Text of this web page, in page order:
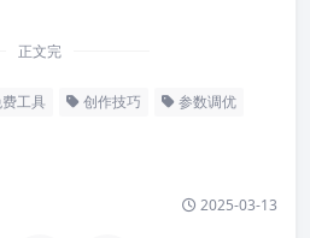
正文完
工具 创作技巧 参数调优
2025-03-13